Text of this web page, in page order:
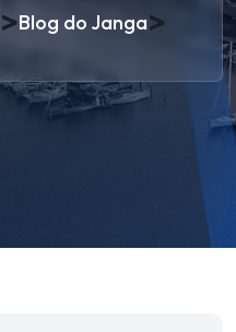
>Blog do Janga>